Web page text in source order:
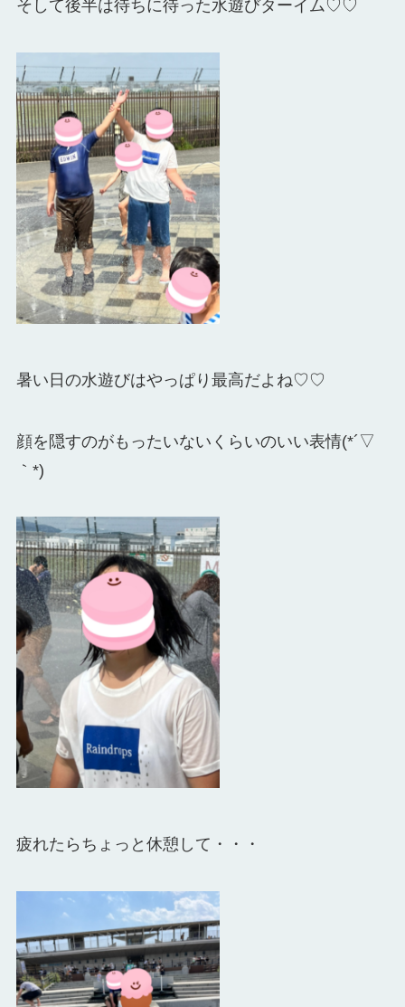
そして後半は待ちに待った水遊びターイム♡♡
暑い日の水遊びはやっぱり最高だよね♡♡
顔を隠すのがもったいないくらいのいい表情(*´▽
｀*)
疲れたらちょっと休憩して・・・